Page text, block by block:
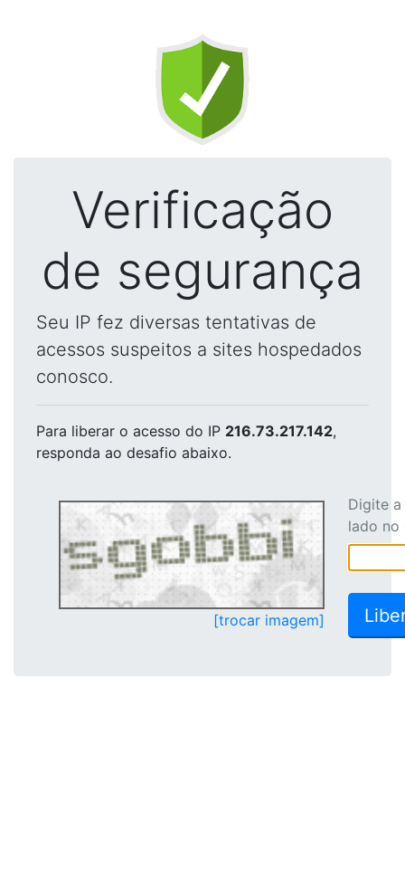
Verificação
de segurança
Seu IP fez diversas tentativas de
acessos suspeitos a sites hospedados
conosco.
Para liberar o acesso do IP 216.73.217.142,
responda ao desafio abaixo.
[trocar imagem]
Digite
lado no